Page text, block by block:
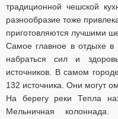
традиционной чешской
разнообразие тоже
приготовляются лучшими
Самое главное в отдыхе в
набраться сил и
источников. В самом
132 источника. Они могут
На берегу реки Тепла
Мельничная